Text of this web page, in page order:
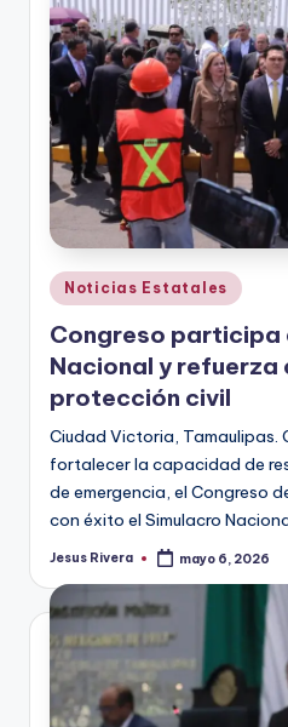
Publicado
en
Noticias Estatales
Congreso participa
Nacional y refuerza
protección civil
Ciudad Victoria, Tamaulipas.
fortalecer la capacidad de
de emergencia, el Congreso
con éxito el Simulacro
Publicado
Jesus Rivera mayo 6, 2026